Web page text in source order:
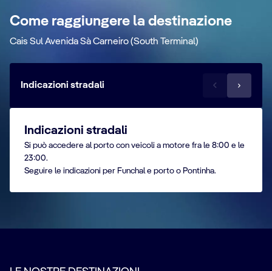
Come raggiungere la destinazione
Cais Sul Avenida Sà Carneiro (South Terminal)
Indicazioni stradali
Indicazioni stradali
Si può accedere al porto con veicoli a motore fra le 8:00 e le
23:00.
Seguire le indicazioni per Funchal e porto o Pontinha.